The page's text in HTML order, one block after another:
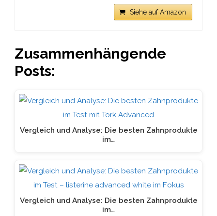
Siehe auf Amazon
Zusammenhängende
Posts:
Vergleich und Analyse: Die besten Zahnprodukte
im…
Vergleich und Analyse: Die besten Zahnprodukte
im…